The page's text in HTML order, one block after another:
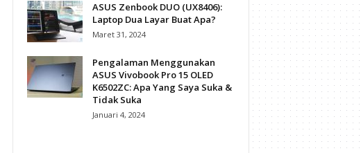
ASUS Zenbook DUO (UX8406):
Laptop Dua Layar Buat Apa?
Maret 31, 2024
Pengalaman Menggunakan
ASUS Vivobook Pro 15 OLED
K6502ZC: Apa Yang Saya Suka &
Tidak Suka
Januari 4, 2024